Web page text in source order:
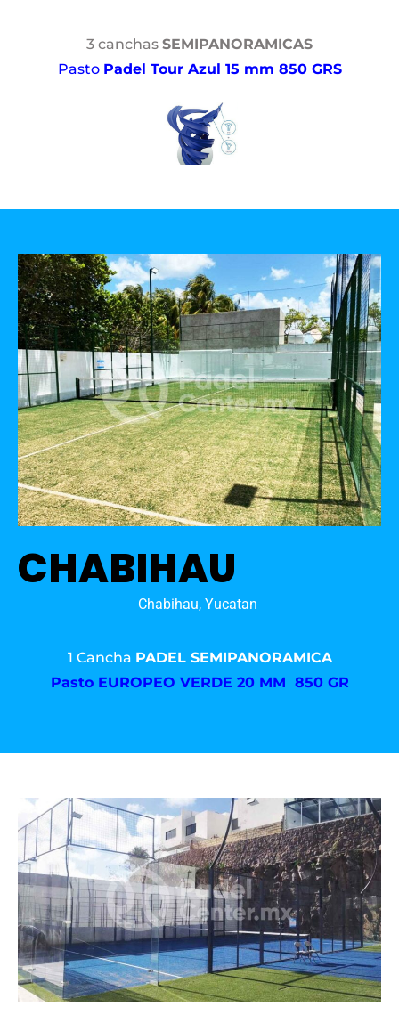
3 canchas SEMIPANORAMICAS
Pasto Padel Tour Azul 15 mm 850 GRS
CHABIHAU
Chabihau, Yucatan
1 Cancha PADEL SEMIPANORAMICA
Pasto EUROPEO VERDE 20 MM 850 GR